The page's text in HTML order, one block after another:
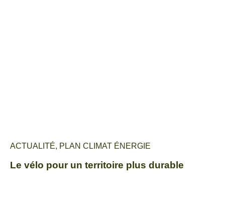
ACTUALITÉ, PLAN CLIMAT ÉNERGIE
Le vélo pour un territoire plus durable